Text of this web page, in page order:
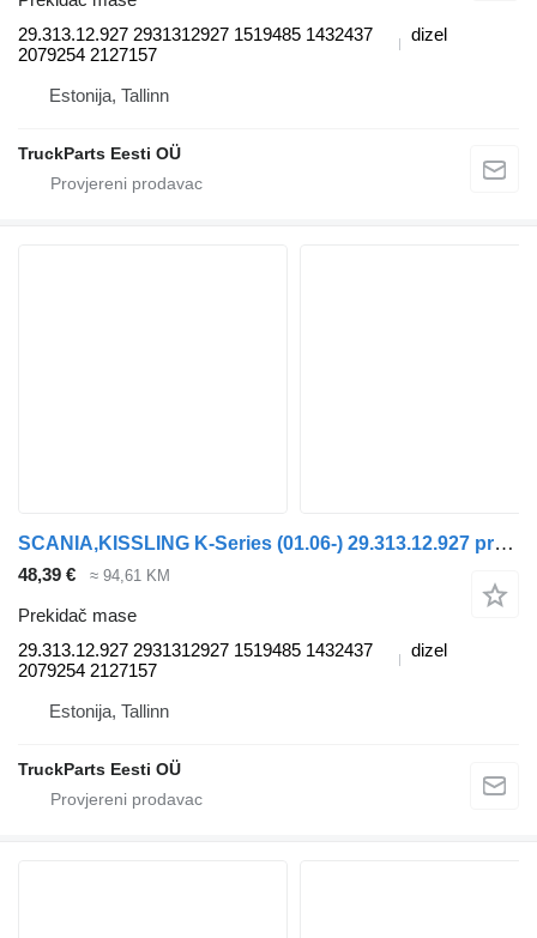
29.313.12.927 2931312927 1519485 1432437
2079254 2127157
dizel
Estonija, Tallinn
TruckParts Eesti OÜ
SCANIA,KISSLING K-Series (01.06-) 29.313.12.927 prekidač mase za Scania K,N,F-series bus (2006-) autobusa
48,39 € ≈ 94,61 KM
Prekidač mase
29.313.12.927 2931312927 1519485 1432437
2079254 2127157
dizel
Estonija, Tallinn
TruckParts Eesti OÜ